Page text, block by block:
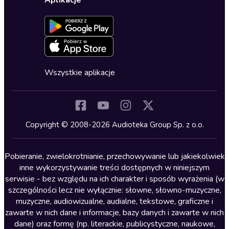
Dla młodzieży
Kryminały
Lektury szkolne
Literatura anglojęzyczna
Literatura faktu
Literatura obyczajowa
Literatura piękna obca
Literatura piękna polska
Formularz zgłaszania nielegalnych treści
Deklaracja dostępności
Oferta dla firm i bibliotek
Dołącz do newslettera
Blog
Zapowiedzi
Cykle audiobooków
Wszystkie aplikacje
Copyright © 2008-2026 Audioteka Group Sp. z o.o.
Pobieranie, zwielokrotnianie, przechowywanie lub jakiekolwiek
inne wykorzystywanie treści dostępnych w niniejszym
serwisie - bez względu na ich charakter i sposób wyrażenia (w
szczególności lecz nie wyłącznie: słowne, słowno-muzyczne,
muzyczne, audiowizualne, audialne, tekstowe, graficzne i
zawarte w nich dane i informacje, bazy danych i zawarte w nich
dane) oraz formę (np. literackie, publicystyczne, naukowe,